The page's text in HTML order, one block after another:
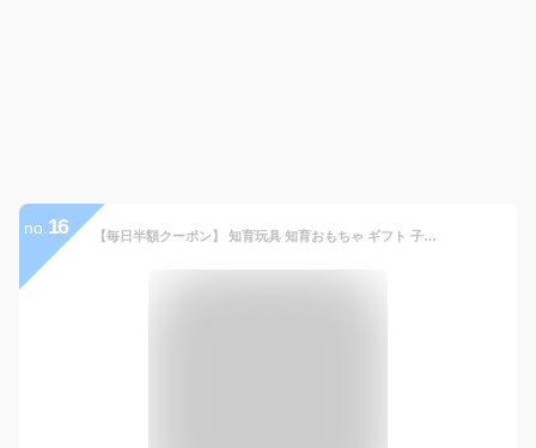
no. 16 【毎日半額クーポン】 知育玩具 知育おもちゃ ギフト 子ども 嬉しい 交換 3歳 4歳 5歳 小学生 知育パズル 木製 パズル 子供 キッズ ベビー テトリス 磁石 赤ちゃん 子供会 景品 タングラム ラッピング 袋 プレゼント 1000円 デイサービス tdm 春